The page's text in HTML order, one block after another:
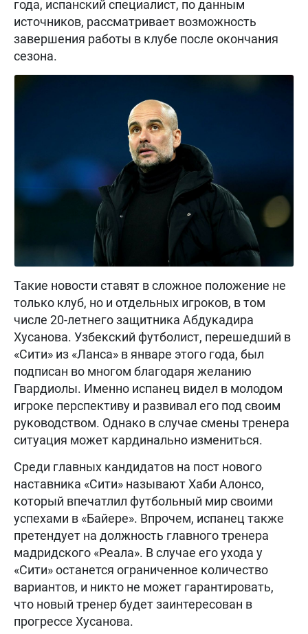
года, испанский специалист, по данным
источников, рассматривает возможность
завершения работы в клубе после окончания
сезона.
Такие новости ставят в сложное положение не
только клуб, но и отдельных игроков, в том
числе 20-летнего защитника Абдукадира
Хусанова. Узбекский футболист, перешедший в
«Сити» из «Ланса» в январе этого года, был
подписан во многом благодаря желанию
Гвардиолы. Именно испанец видел в молодом
игроке перспективу и развивал его под своим
руководством. Однако в случае смены тренера
ситуация может кардинально измениться.
Среди главных кандидатов на пост нового
наставника «Сити» называют Хаби Алонсо,
который впечатлил футбольный мир своими
успехами в «Байере». Впрочем, испанец также
претендует на должность главного тренера
мадридского «Реала». В случае его ухода у
«Сити» останется ограниченное количество
вариантов, и никто не может гарантировать,
что новый тренер будет заинтересован в
прогрессе Хусанова.